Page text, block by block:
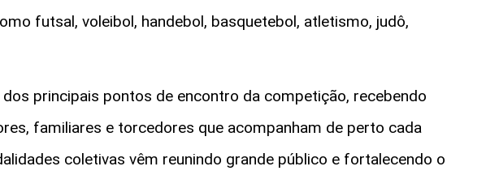
futsal, voleibol, handebol, basquetebol, atletismo, judô,
principais pontos de encontro da competição, recebendo
familiares e torcedores que acompanham de perto cada
coletivas vêm reunindo grande público e fortalecendo o